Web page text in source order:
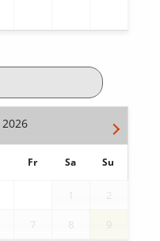
2026
Fr Sa Su
2
7 8 9